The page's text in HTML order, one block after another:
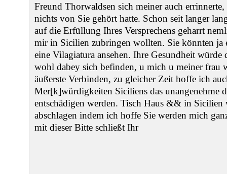
Freund Thorwaldsen sich meiner auch
nichts von Sie gehört hatte. Schon seit langer
auf die Erfüllung Ihres Versprechens geharrt
mir in Sicilien zubringen wollten. Sie könnten ja
eine Vilagiatura ansehen. Ihre Gesundheit würde
wohl dabey sich befinden, u mich u meiner frau
äußerste Verbinden, zu gleicher Zeit hoffe ich
Mer[k]würdigkeiten Siciliens das unangenehme
entschädigen werden. Tisch Haus && in Sicilien
abschlagen indem ich hoffe Sie werden mich
mit dieser Bitte schließt Ihr